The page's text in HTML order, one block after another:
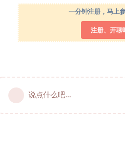
一分钟注册，马上
注册、开聊
说点什么吧...